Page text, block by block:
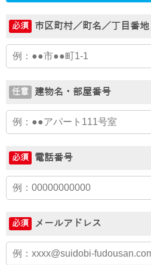
必須 市区町村／町名／丁目番地
任意 建物名・部屋番号
必須 電話番号
必須 メールアドレス